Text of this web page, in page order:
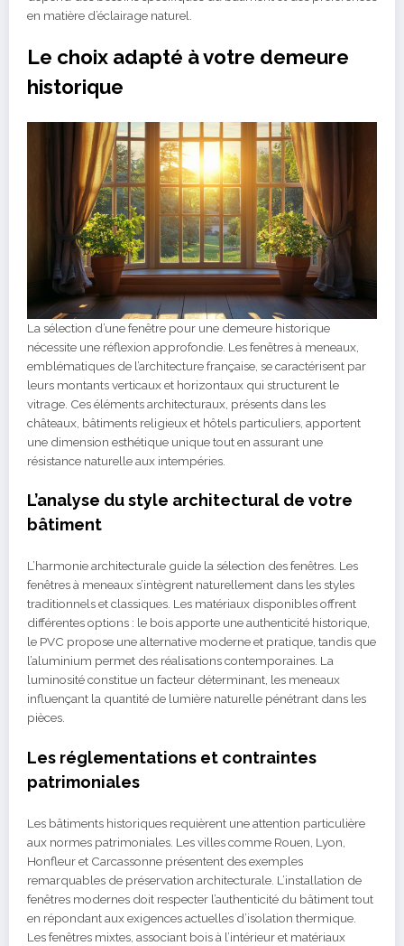
en matière d’éclairage naturel.
Le choix adapté à votre demeure
historique
La sélection d’une fenêtre pour une demeure historique
nécessite une réflexion approfondie. Les fenêtres à meneaux,
emblématiques de l’architecture française, se caractérisent par
leurs montants verticaux et horizontaux qui structurent le
vitrage. Ces éléments architecturaux, présents dans les
châteaux, bâtiments religieux et hôtels particuliers, apportent
une dimension esthétique unique tout en assurant une
résistance naturelle aux intempéries.
L’analyse du style architectural de votre
bâtiment
L’harmonie architecturale guide la sélection des fenêtres. Les
fenêtres à meneaux s’intègrent naturellement dans les styles
traditionnels et classiques. Les matériaux disponibles offrent
différentes options : le bois apporte une authenticité historique,
le PVC propose une alternative moderne et pratique, tandis que
l’aluminium permet des réalisations contemporaines. La
luminosité constitue un facteur déterminant, les meneaux
influençant la quantité de lumière naturelle pénétrant dans les
pièces.
Les réglementations et contraintes
patrimoniales
Les bâtiments historiques requièrent une attention particulière
aux normes patrimoniales. Les villes comme Rouen, Lyon,
Honfleur et Carcassonne présentent des exemples
remarquables de préservation architecturale. L’installation de
fenêtres modernes doit respecter l’authenticité du bâtiment tout
en répondant aux exigences actuelles d’isolation thermique.
Les fenêtres mixtes, associant bois à l’intérieur et matériaux